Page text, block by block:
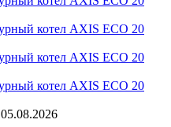
05.08.2026